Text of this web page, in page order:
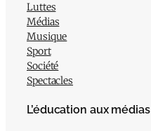
Luttes
Médias
Musique
Sport
Société
Spectacles
L’éducation aux médias